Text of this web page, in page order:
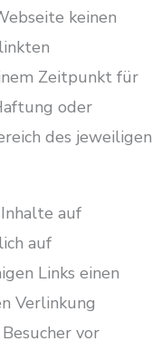
keinen
Zeitpunkt für
oder
des jeweiligen
auf
auf
Links einen
Verlinkung
vor